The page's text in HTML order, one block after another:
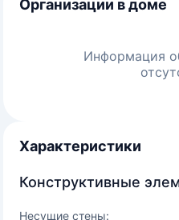
Организации в доме
Информация
Характеристики
Конструктивные
Несущие стены: